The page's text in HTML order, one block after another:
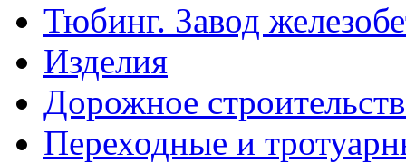
Тюбинг. Завод
Изделия
Дорожное
Переходные и